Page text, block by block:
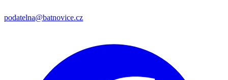
podatelna@batnovice.cz